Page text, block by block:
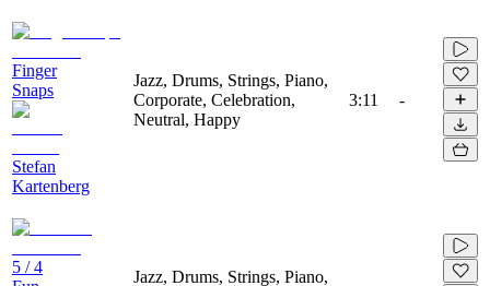
Finger
Snaps
Stefan
Kartenberg
Jazz, Drums, Strings, Piano,
Corporate, Celebration,
Neutral, Happy
3:11 -
5 / 4
Jazz, Drums, Strings, Piano,